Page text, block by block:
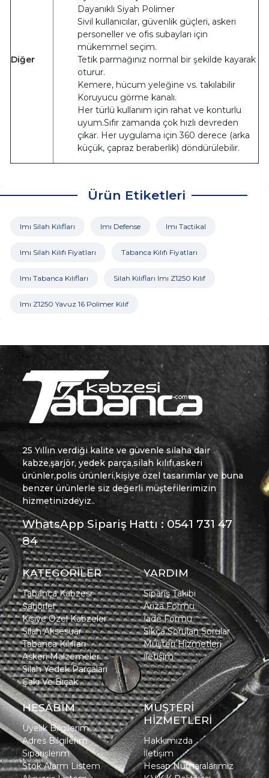
Diğer
Dayanıklı Siyah Polimer
Sivil kullanıcılar, güvenlik güçleri, askeri
personeller ve ofis subayları için
mükemmel seçim.
Tetik parmağınız normal bir şekilde kayarak
oturur.
Kemere, hücum yeleğine vs. takılabilir
Koruyucu görme kanalı.
Her türlü kullanım için rahat ve konturlu
uyum.Sıfır zamanda çok hızlı devreden
çıkar. Her uygulama için 360 derece (arka
küçük, çapraz beraberlik) döndürülebilir.
Ürün Etiketleri
Imı Silah Kılıfları Imı Defense Imı Tactikal
Imı Silah Kılıfı Fiyatları Tabanca Kılıfı Fiyatları
Imı Tabanca Kılıfları Silah Kılıfları Imı Z1250 Kılıf
Imı Z1250 Yavuz 16 Polimer Kılıf
25 Yıllın verdiği kalite ve güvenle silaha dair
kabze,şarjör, yedek parça,silah kılıfı,askeri
ürünler,polis ürünleri,kişiye özel tasarımlar ve buna
benzer ürünlerle siz değerli müşterilerimizin
hizmetinizdeyiz..
WhatsApp Sipariş Hattı : 0541 731 47
84
KATEGORİLER
Tabanca Kabzesi
Şarjörler
Kişiye Özel Kabzeler
Silah Aksesuar
Tabanca Kılıfları
Askeri Malzemeler
Silah Yedek Parçaları
Çakı Ve Bıçak
YARDIM
Sipariş Takibi
Arıza Formu
İade Formu
Sıkça Sorulan Sorular
Müşteri Hizmetleri
İletişim
HESABIM
Üyelik Bilgilerim
Adres Bilgilerim
Siparişlerim
Stok Alarm Listem
MÜŞTERİ
HİZMETLERİ
Hakkımızda
İletişim
Hesap Numaralarımız